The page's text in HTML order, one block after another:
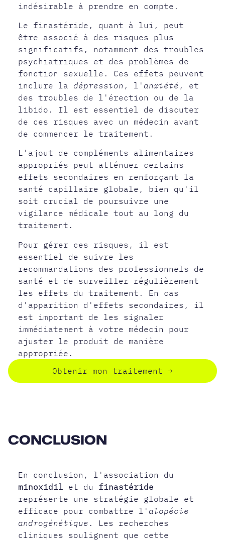
indésirable à prendre en compte.
Le finastéride, quant à lui, peut
être associé à des risques plus
significatifs, notamment des troubles
psychiatriques et des problèmes de
fonction sexuelle. Ces effets peuvent
inclure la dépression , l' anxiété , et
des troubles de l'érection ou de la
libido. Il est essentiel de discuter
de ces risques avec un médecin avant
de commencer le traitement.
L'ajout de compléments alimentaires
appropriés peut atténuer certains
effets secondaires en renforçant la
santé capillaire globale, bien qu'il
soit crucial de poursuivre une
vigilance médicale tout au long du
traitement.
Pour gérer ces risques, il est
essentiel de suivre les
recommandations des professionnels de
santé et de surveiller régulièrement
les effets du traitement. En cas
d'apparition d'effets secondaires, il
est important de les signaler
immédiatement à votre médecin pour
ajuster le produit de manière
appropriée.
Obtenir mon traitement →
CONCLUSION
En conclusion, l'association du
minoxidil et du finastéride
représente une stratégie globale et
efficace pour combattre l' alopécie
androgénétique . Les recherches
cliniques soulignent que cette